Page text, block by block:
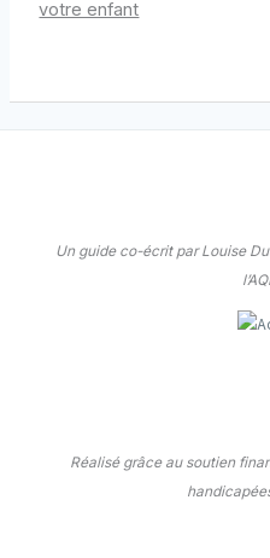
votre enfant
Un guide co-écrit par Louise
Réalisé grâce au soutien